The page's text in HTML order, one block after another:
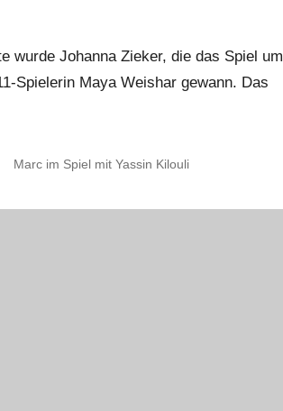
wurde Johanna Zieker, die das Spiel um
Spielerin Maya Weishar gewann. Das
Marc im Spiel mit Yassin Kilouli